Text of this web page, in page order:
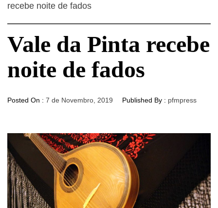
recebe noite de fados
Vale da Pinta recebe
noite de fados
Posted On : 7 de Novembro, 2019 Published By : pfmpress